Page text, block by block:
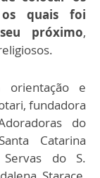
quais foi
próximo,
e
fundadora
do
Catarina
Servas do S.